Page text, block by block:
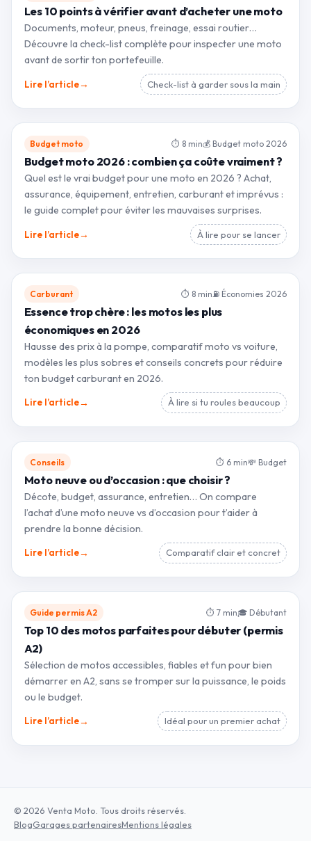
Les 10 points à vérifier avant d’acheter une moto
Documents, moteur, pneus, freinage, essai routier…
Découvre la check-list complète pour inspecter une moto
avant de sortir ton portefeuille.
Lire l’article→ Check-list à garder sous la main
Budget moto ⏱ 8 min💰 Budget moto 2026
Budget moto 2026 : combien ça coûte vraiment ?
Quel est le vrai budget pour une moto en 2026 ? Achat,
assurance, équipement, entretien, carburant et imprévus :
le guide complet pour éviter les mauvaises surprises.
Lire l’article→ À lire pour se lancer
Carburant ⏱ 8 min⛽ Économies 2026
Essence trop chère : les motos les plus
économiques en 2026
Hausse des prix à la pompe, comparatif moto vs voiture,
modèles les plus sobres et conseils concrets pour réduire
ton budget carburant en 2026.
Lire l’article→ À lire si tu roules beaucoup
Conseils ⏱ 6 min💸 Budget
Moto neuve ou d’occasion : que choisir ?
Décote, budget, assurance, entretien… On compare
l’achat d’une moto neuve vs d’occasion pour t’aider à
prendre la bonne décision.
Lire l’article→ Comparatif clair et concret
Guide permis A2 ⏱ 7 min🎓 Débutant
Top 10 des motos parfaites pour débuter (permis
A2)
Sélection de motos accessibles, fiables et fun pour bien
démarrer en A2, sans se tromper sur la puissance, le poids
ou le budget.
Lire l’article→ Idéal pour un premier achat
© 2026 Venta Moto. Tous droits réservés.
BlogGarages partenairesMentions légales